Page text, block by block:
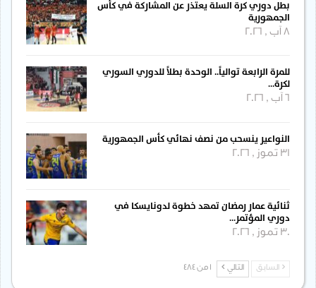
بطل دوري كرة السلة يعتذر عن المشاركة في كأس
الجمهورية
للمرة الرابعة توالياً.. الوحدة بطلاً للدوري السوري
لكرة…
النواعير ينسحب من نصف نهائي كأس الجمهورية
31 تموز , 2026
ثنائية عمار رمضان تمهد خطوة لدونايسكا في
دوري المؤتمر…
30 تموز , 2026
السابق التالي